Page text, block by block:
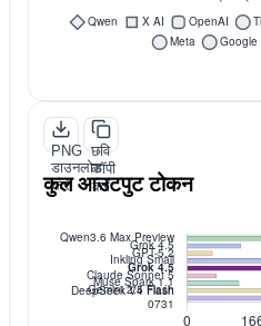
PNG
डाउनलोड
करें
छवि
कॉपी
करें
कुल आउटपुट टोकन